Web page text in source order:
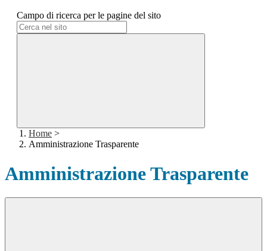
Campo di ricerca per le pagine del sito
Home >
Amministrazione Trasparente
Amministrazione Trasparente